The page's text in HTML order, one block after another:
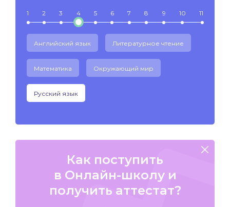
1 2 3 4 5 6 7 8 9 10 11
Английский язык Литературное чтение
Математика Окружающий мир
Русский язык
Как поступить
в Онлайн-школу и
получить аттестат?